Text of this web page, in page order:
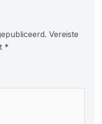
Vereiste
*